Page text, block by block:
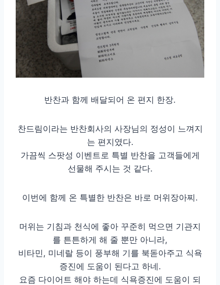
반찬과 함께 배달되어 온 편지 한장.
찬드림이라는 반찬회사의 사장님의 정성이 느껴지
는 편지였다.
가끔씩 스팟성 이벤트로 특별 반찬을 고객들에게
선물해 주시는 것 같다.
이번에 함께 온 특별한 반찬은 바로 머위장아찌.
머위는 기침과 천식에 좋아 꾸준히 먹으면 기관지
를 튼튼하게 해 줄 뿐만 아니라,
비타민, 미네랄 등이 풍부해 기를 북돋아주고 식욕
증진에 도움이 된다고 하네.
요즘 다이어트 해야 하는데 식욕증진에 도움이 되